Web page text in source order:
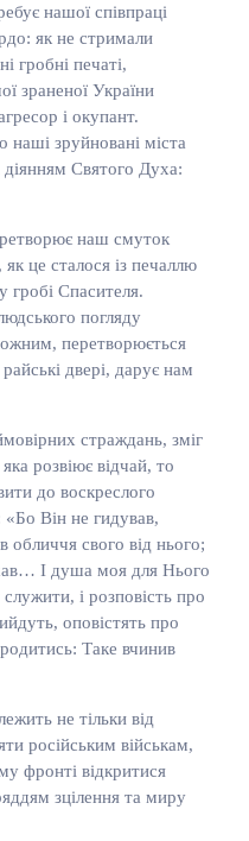
нашої співпраці
як не стримали
гробні печаті,
зраненої України
і окупант.
зруйновані міста
діянням Святого Духа:
наш смуток
це сталося із печаллю
Спасителя.
погляду
перетворюється
двері, дарує нам
страждань, зміг
розвіює відчай, то
до воскреслого
«Бо Він не гидував,
обличчя свого від нього;
І душа моя для Нього
і розповість про
оповістять про
Таке вчинив
не тільки від
російським військам,
фронті відкритися
зцілення та миру